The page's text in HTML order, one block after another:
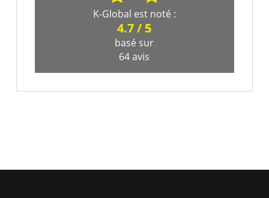
K-Global est noté :
4.7/ 5
basé sur
64avis